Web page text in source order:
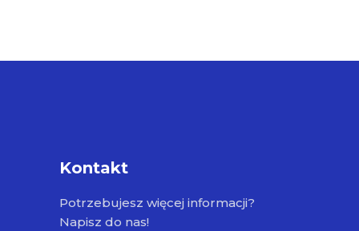
Kontakt
Potrzebujesz więcej informacji?
Napisz do nas!